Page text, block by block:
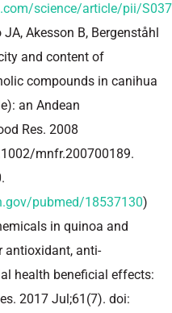
science/article/pii/
Akesson B, Bergenståhl
and content of
compounds in canihua
an Andean
Res. 2008
mnfr.200700189.
pubmed/18537130)
in quinoa and
antioxidant, anti-
health beneficial effects:
2017 Jul;61(7). doi: